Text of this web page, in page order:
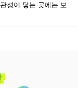
성이 닿는 곳에는 보